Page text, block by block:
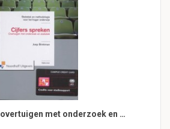
met onderzoek en …